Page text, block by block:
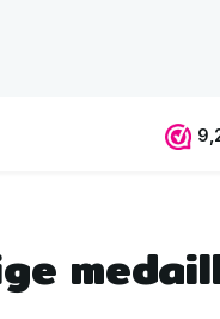
verzending